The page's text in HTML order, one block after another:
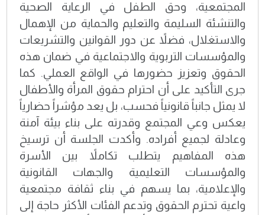
المجتمعية، وحق الطفل في الرعاية الصحية
والتنشئة السليمة والتعليم والحماية من الإهمال
والاستغلال، فضلاً عن دور القوانين والتشريعات
والمؤسسات التربوية والاجتماعية في ضمان هذه
الحقوق وتعزيز حضورها في الواقع العملي. كما
جرى التأكيد على أن احترام حقوق المرأة والأطفال
لا يمثل جانباً قانونياً فحسب، بل يعد مؤشراً حضارياً
يعكس وعي المجتمع وقدرته على بناء بيئة آمنة
وعادلة لجميع أفراده. وأكدت الجلسة أن ترسيخ
هذه المفاهيم يتطلب تكاملاً بين الأسرة
والمؤسسات التعليمية والجهات القانونية
والإعلامية، بما يسهم في بناء ثقافة مجتمعية
واعية تحترم الحقوق وتدعم الفئات الأكثر حاجة إلى